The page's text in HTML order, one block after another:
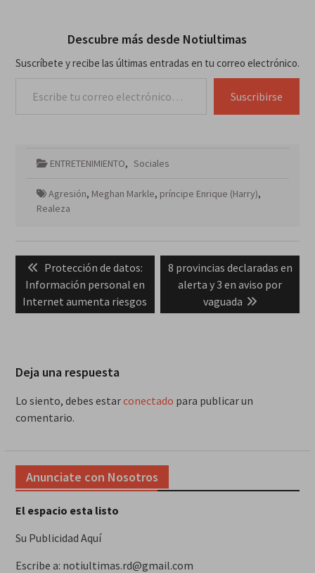
Descubre más desde Notiultimas
Suscríbete y recibe las últimas entradas en tu correo electrónico.
Suscribirse
ENTRETENIMIENTO, Sociales
Agresión, Meghan Markle, príncipe Enrique (Harry),
Realeza
de
entradas
Previous
post:
Protección de datos:
Información personal en
Internet aumenta riesgos
Next
post:
8 provincias declaradas en
alerta y 3 en aviso por
vaguada
Deja una respuesta
Lo siento, debes estarconectado para publicar un
comentario.
Anunciate con Nosotros
El espacio esta listo
Su Publicidad Aquí
Escribe a: notiultimas.rd@gmail.com